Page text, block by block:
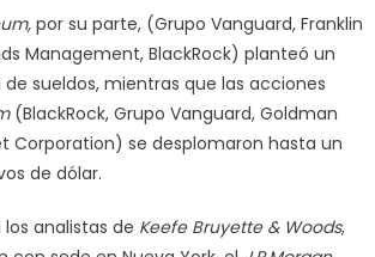
por su parte, (Grupo Vanguard, Franklin
Management, BlackRock) planteó un
sueldos, mientras que las acciones
(BlackRock, Grupo Vanguard, Goldman
Corporation) se desplomaron hasta un
de dólar.
analistas de Keefe Bruyette & Woods,